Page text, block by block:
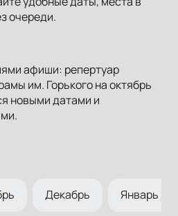
очереди.
афиши: репертуар
им. Горького на октябрь
новыми датами и
Декабрь Январь